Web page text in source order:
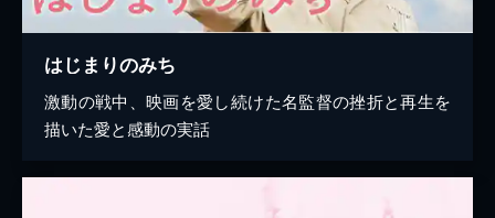
はじまりのみち
激動の戦中、映画を愛し続けた名監督の挫折と再生を
描いた愛と感動の実話